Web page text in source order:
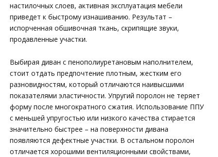
настилочных слоев, активная эксплуатация мебели
приведет к быстрому изнашиванию. Результат –
испорченная обшивочная ткань, скрипящие звуки,
продавленные участки.
Выбирая диван с пенополиуретановым наполнителем,
стоит отдать предпочтение плотным, жестким его
разновидностям, который отличаются наивысшими
показателями эластичности. Упругий поролон не теряет
форму после многократного сжатия. Использование ППУ
с меньшей упругостью или низкого качества стирается
значительно быстрее – на поверхности дивана
появляются дефектные участки. В остальном поролон
отличается хорошими вентиляционными свойствами,